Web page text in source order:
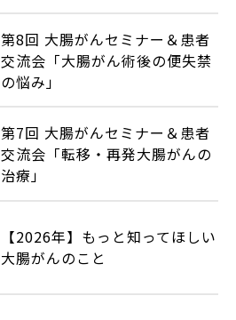
第8回 大腸がんセミナー＆患者
交流会「大腸がん術後の便失禁
の悩み」
第7回 大腸がんセミナー＆患者
交流会「転移・再発大腸がんの
治療」
【2026年】もっと知ってほしい
大腸がんのこと